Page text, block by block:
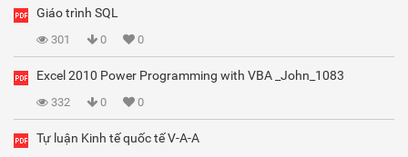
Giáo trình SQL
301 0 0
Excel 2010 Power Programming with VBA _John_1083
332 0 0
Tự luận Kinh tế quốc tế V-A-A